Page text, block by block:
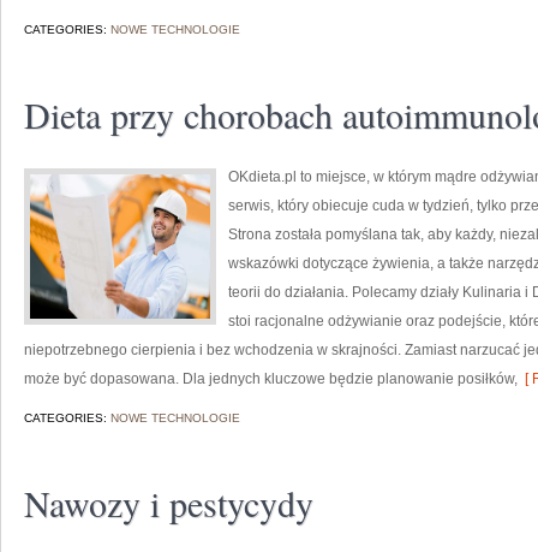
CATEGORIES: NOWE TECHNOLOGIE
Dieta przy chorobach
OKdieta.pl to miejsce, w którym mądre
serwis, który obiecuje cuda w tydzień, tylko
Strona została pomyślana tak, aby każdy,
wskazówki dotyczące żywienia, a także
teorii do działania. Polecamy działy Kulinaria
stoi racjonalne odżywianie oraz podejście,
niepotrzebnego cierpienia i bez wchodzenia w skrajności. Zamiast narzucać
może być dopasowana. Dla jednych kluczowe będzie planowanie posiłków, [
CATEGORIES: NOWE TECHNOLOGIE
Nawozy i pestycydy